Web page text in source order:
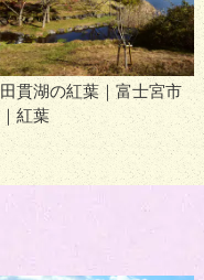
田貫湖の紅葉｜富士宮市
｜紅葉